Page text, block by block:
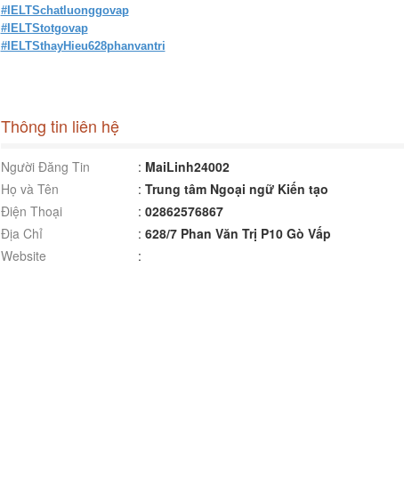
#IELTSchatluonggovap
#IELTStotgovap
#IELTSthayHieu628phanvantri
Thông tin liên hệ
Người Đăng Tin : MaiLinh24002
Họ và Tên
: Trung tâm Ngoại ngữ Kiến tạo
Điện Thoại
: 02862576867
Địa Chỉ
: 628/7 Phan Văn Trị P10 Gò Vấp ️
Website
: